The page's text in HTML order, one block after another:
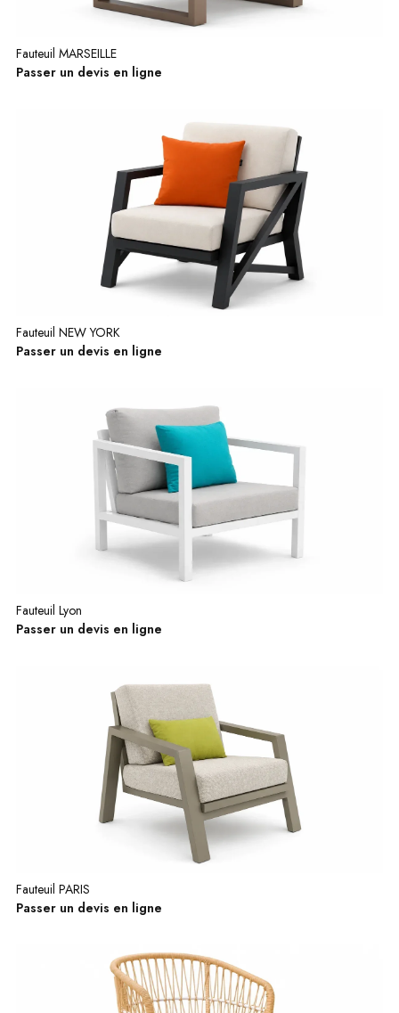
Fauteuil MARSEILLE
Passer un devis en ligne
Fauteuil NEW YORK
Passer un devis en ligne
Fauteuil Lyon
Passer un devis en ligne
Fauteuil PARIS
Passer un devis en ligne